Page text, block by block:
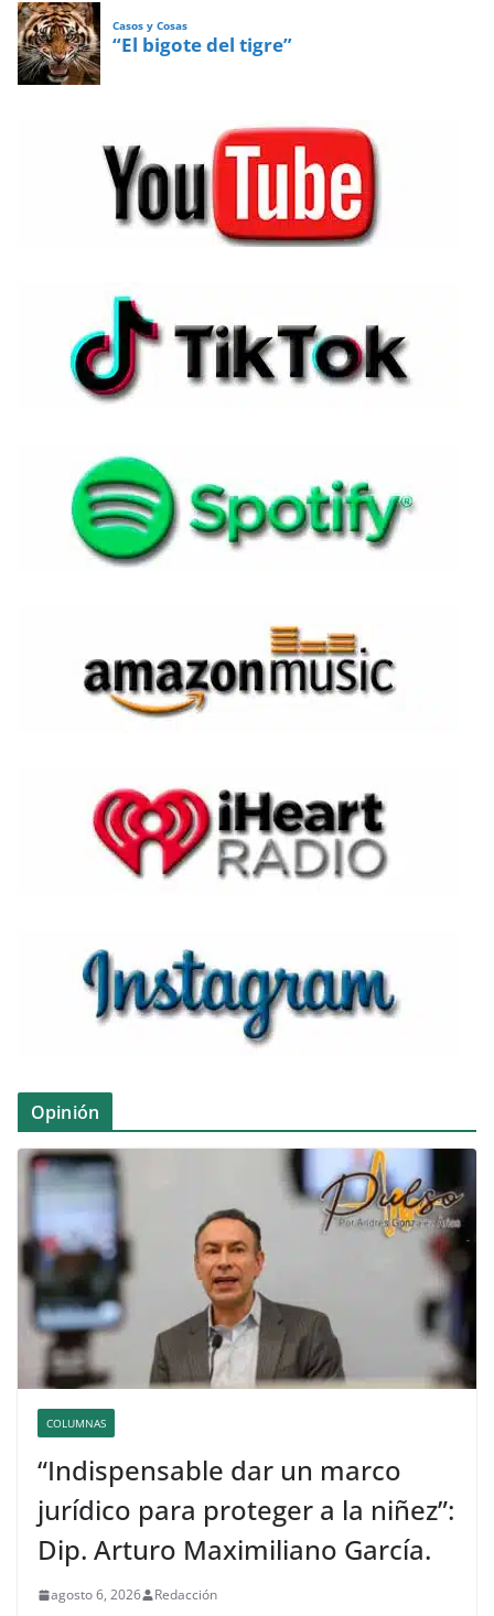
Opinión
COLUMNAS
“Indispensable dar un marco
jurídico para proteger a la niñez”:
Dip. Arturo Maximiliano García.
agosto 6, 2026 Redacción